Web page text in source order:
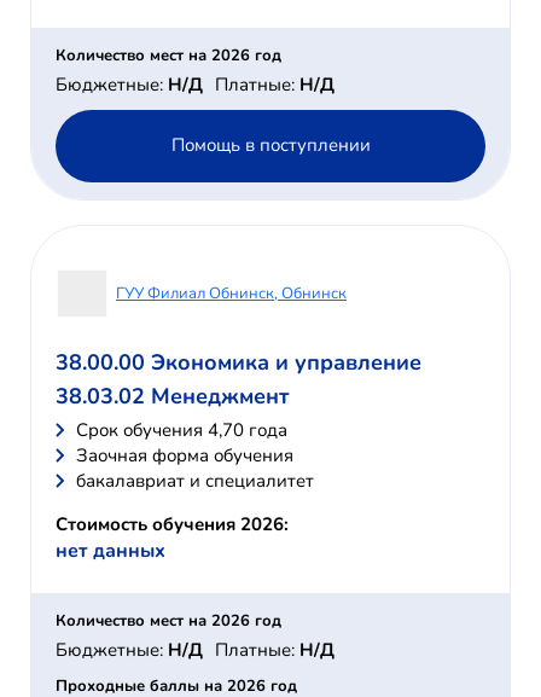
Количество мест на 2026 год
Бюджетные: Н/Д Платные: Н/Д
Помощь в поступлении
ГУУ Филиал Обнинск, Обнинск
38.00.00 Экономика и управление
38.03.02 Менеджмент
Cрок обучения 4,70 года
Заочная форма обучения
бакалавриат и специалитет
Стоимость обучения 2026:
нет данных
Количество мест на 2026 год
Бюджетные: Н/Д Платные: Н/Д
Проходные баллы на 2026 год